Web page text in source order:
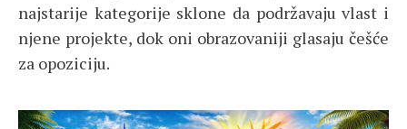
najstarije kategorije sklone da podržavaju vlast i
njene projekte, dok oni obrazovaniji glasaju češće
za opoziciju.